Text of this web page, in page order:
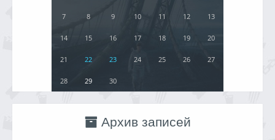
7 8 9 10 11 12 13
14 15 16 17 18 19 20
21 22 23 24 25 26 27
28 29 30
Архив записей